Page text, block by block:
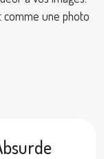
comme une photo